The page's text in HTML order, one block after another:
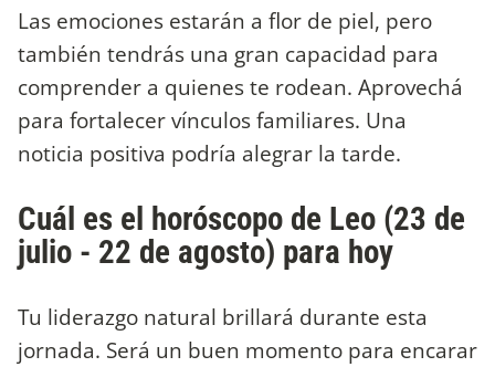
Las emociones estarán a flor de piel, pero
también tendrás una gran capacidad para
comprender a quienes te rodean. Aprovechá
para fortalecer vínculos familiares. Una
noticia positiva podría alegrar la tarde.
Cuál es el horóscopo de Leo (23 de
julio - 22 de agosto) para hoy
Tu liderazgo natural brillará durante esta
jornada. Será un buen momento para encarar